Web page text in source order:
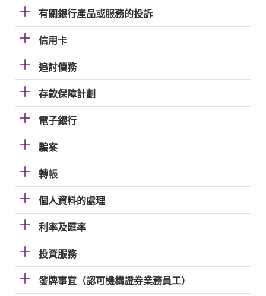
有關銀行產品或服務的投訴
信用卡
追討債務
存款保障計劃
電子銀行
騙案
轉帳
個人資料的處理
利率及匯率
投資服務
發牌事宜（認可機構證券業務員工）